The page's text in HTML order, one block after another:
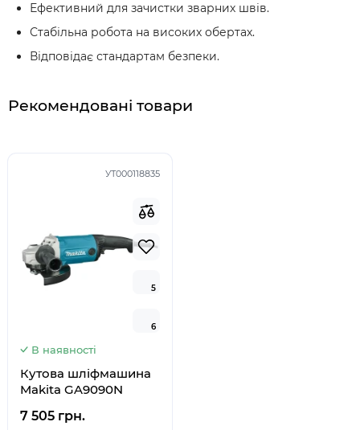
Ефективний для зачистки зварних швів.
Стабільна робота на високих обертах.
Відповідає стандартам безпеки.
Рекомендовані товари
УТ000118835
5
6
5
6
В наявності
Кутова шліфмашина
Makita GA9090N
7 505 грн.